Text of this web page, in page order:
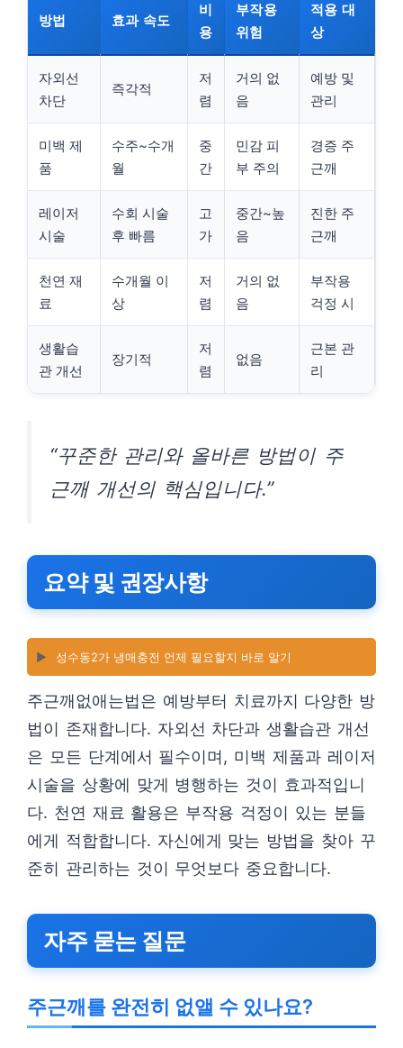
방법 효과 속도
비
용
부작용
위험
적용 대
상
자외선
차단
즉각적
저
렴
거의 없
음
예방 및
관리
미백 제
품
수주~수개
월
중
간
민감 피
부 주의
경증 주
근깨
레이저
시술
수회 시술
후 빠름
고
가
중간~높
음
진한 주
근깨
천연 재
료
수개월 이
상
저
렴
거의 없
음
부작용
걱정 시
생활습
관 개선
장기적
저
렴
없음
근본 관
리
“꾸준한 관리와 올바른 방법이 주
근깨 개선의 핵심입니다.”
요약 및 권장사항
▶️ 성수동2가 냉매충전 언제 필요할지 바로 알기
주근깨없애는법은 예방부터 치료까지 다양한 방
법이 존재합니다. 자외선 차단과 생활습관 개선
은 모든 단계에서 필수이며, 미백 제품과 레이저
시술을 상황에 맞게 병행하는 것이 효과적입니
다. 천연 재료 활용은 부작용 걱정이 있는 분들
에게 적합합니다. 자신에게 맞는 방법을 찾아 꾸
준히 관리하는 것이 무엇보다 중요합니다.
자주 묻는 질문
주근깨를 완전히 없앨 수 있나요?